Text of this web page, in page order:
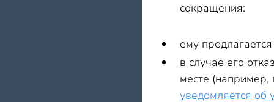
сокращения:
ему
в случае его
месте (например,
уведомляется об